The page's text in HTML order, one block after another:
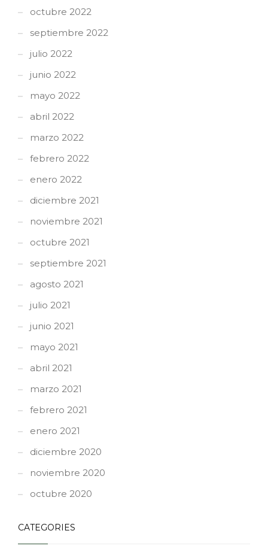
octubre 2022
septiembre 2022
julio 2022
junio 2022
mayo 2022
abril 2022
marzo 2022
febrero 2022
enero 2022
diciembre 2021
noviembre 2021
octubre 2021
septiembre 2021
agosto 2021
julio 2021
junio 2021
mayo 2021
abril 2021
marzo 2021
febrero 2021
enero 2021
diciembre 2020
noviembre 2020
octubre 2020
CATEGORIES